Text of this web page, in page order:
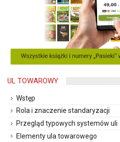
UL TOWAROWY
Wstęp
Rola i znaczenie standaryzacji
Przegląd typowych systemów uli
Elementy ula towarowego